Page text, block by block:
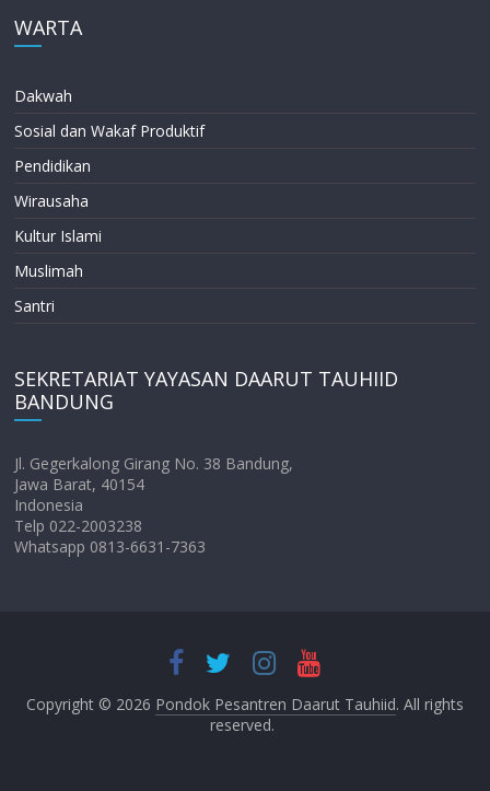
WARTA
Dakwah
Sosial dan Wakaf Produktif
Pendidikan
Wirausaha
Kultur Islami
Muslimah
Santri
SEKRETARIAT YAYASAN DAARUT TAUHIID
BANDUNG
Jl. Gegerkalong Girang No. 38 Bandung,
Jawa Barat, 40154
Indonesia
Telp 022-2003238
Whatsapp 0813-6631-7363
Copyright © 2026 Pondok Pesantren Daarut Tauhiid. All rights
reserved.